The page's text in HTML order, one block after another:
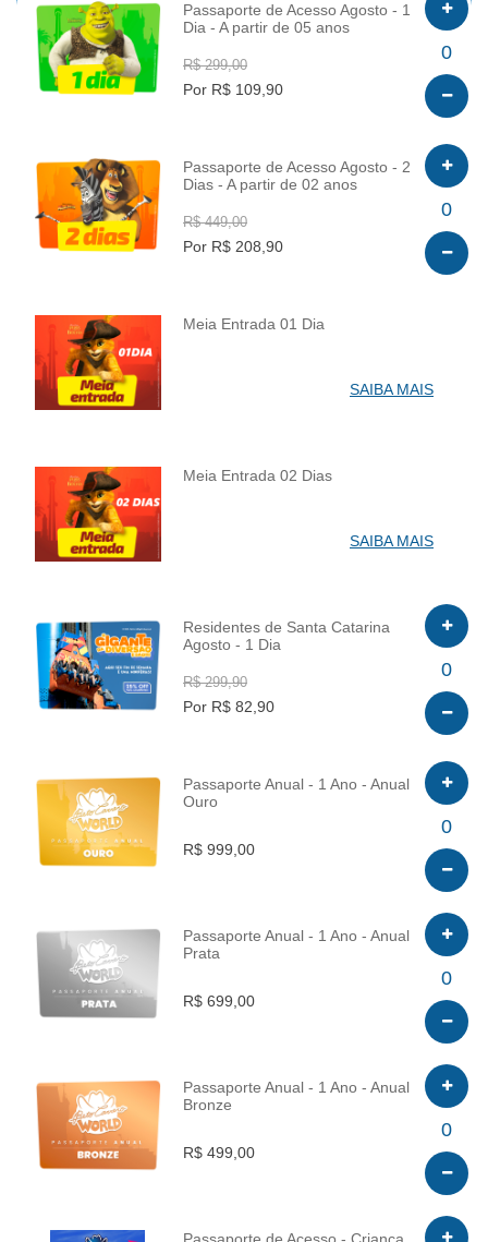
INFO
Passaporte de Acesso Agosto - 1
Dia - A partir de 05 anos
R$ 299,00
Por R$ 109,90
0
INFO
Passaporte de Acesso Agosto - 2
Dias - A partir de 02 anos
R$ 449,00
Por R$ 208,90
0
INFO
Meia Entrada 01 Dia
SAIBA MAIS
INFO
Meia Entrada 02 Dias
SAIBA MAIS
INFO
Residentes de Santa Catarina
Agosto - 1 Dia
R$ 299,90
Por R$ 82,90
0
INFO
Passaporte Anual - 1 Ano - Anual
Ouro
R$ 999,00
0
INFO
Passaporte Anual - 1 Ano - Anual
Prata
R$ 699,00
0
INFO
Passaporte Anual - 1 Ano - Anual
Bronze
R$ 499,00
0